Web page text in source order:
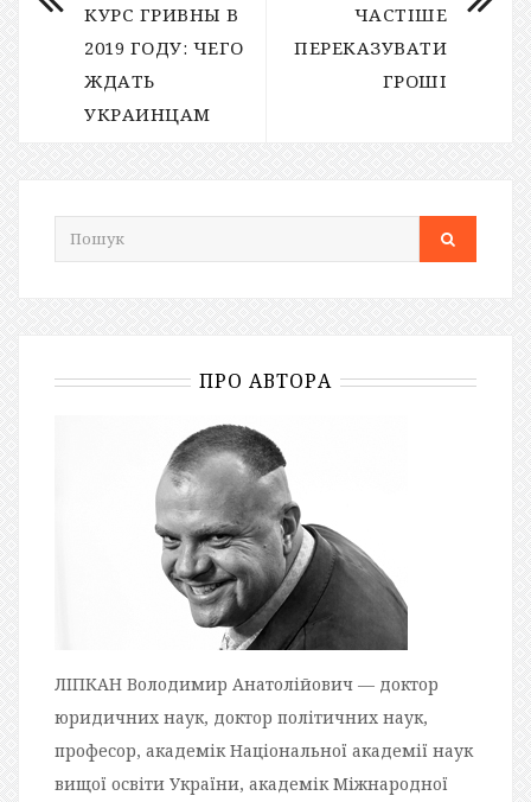
КУРС ГРИВНЫ В
2019 ГОДУ: ЧЕГО
ЖДАТЬ
УКРАИНЦАМ
ЧАСТІШЕ
ПЕРЕКАЗУВАТИ
ГРОШІ
ПРО АВТОРА
ЛІПКАН Володимир Анатолійович — доктор
юридичних наук, доктор політичних наук,
професор, академік Національної академії наук
вищої освіти України, академік Міжнародної